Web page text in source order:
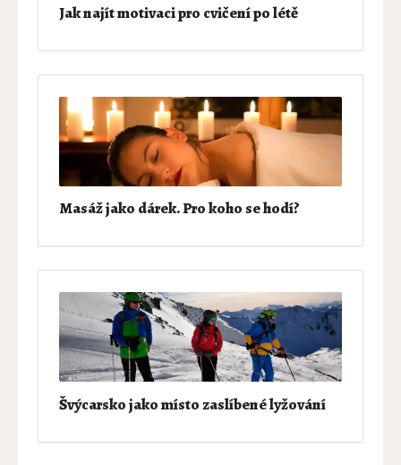
Jak najít motivaci pro cvičení po létě
Masáž jako dárek. Pro koho se hodí?
Švýcarsko jako místo zaslíbené lyžování